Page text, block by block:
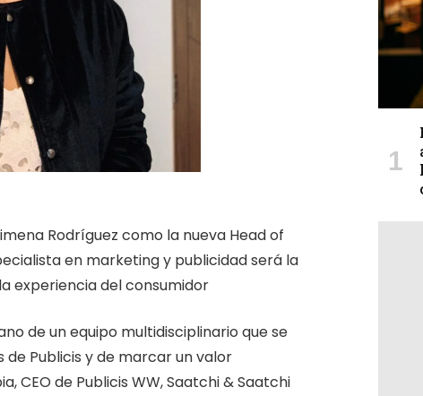
Rodríguez como la nueva Head of
en marketing y publicidad será la
experiencia del consumidor
de un equipo multidisciplinario que se
Publicis y de marcar un valor
CEO de Publicis WW, Saatchi & Saatchi